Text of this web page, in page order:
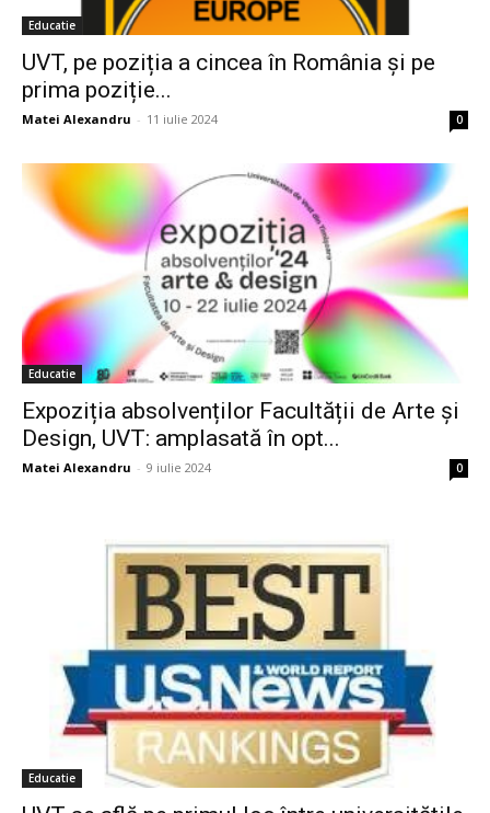
Educatie
UVT, pe poziția a cincea în România și pe
prima poziție...
Matei Alexandru - 11 iulie 2024 0
Educatie
Expoziția absolvenților Facultății de Arte și
Design, UVT: amplasată în opt...
Matei Alexandru - 9 iulie 2024 0
Educatie